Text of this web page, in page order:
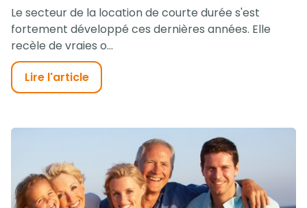
Le secteur de la location de courte durée s'est
fortement développé ces dernières années. Elle
recèle de vraies o...
Lire l'article